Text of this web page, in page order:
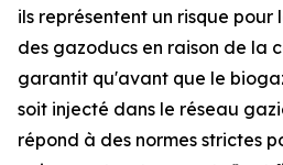
ils représentent un risque
des gazoducs en raison de la
garantit qu'avant que le
soit injecté dans le réseau
répond à des normes strictes